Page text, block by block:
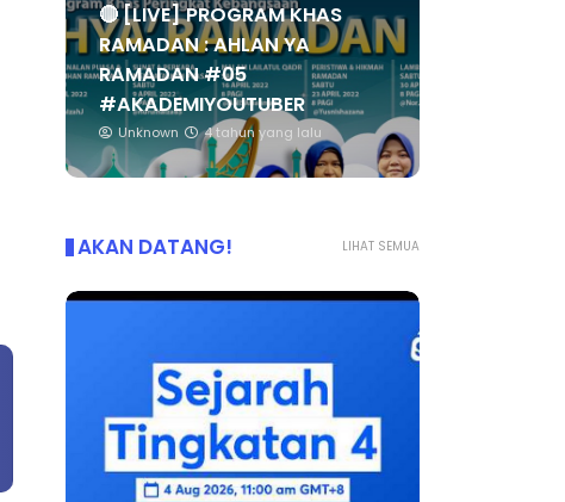
🔴 [LIVE] PROGRAM KHAS
RAMADAN : AHLAN YA
RAMADAN #05
#AKADEMIYOUTUBER
Unknown 4 tahun yang lalu
LIHAT SEMUA
AKAN DATANG!